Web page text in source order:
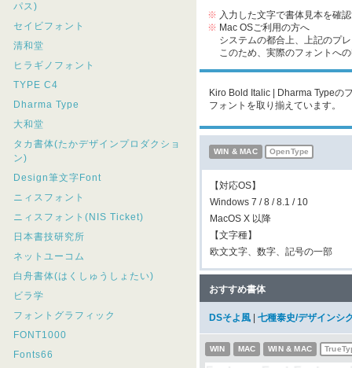
パス)
セイビフォント
清和堂
ヒラギノフォント
TYPE C4
Dharma Type
大和堂
タカ書体(たかデザインプロダクショ
ン)
Design筆文字Font
ニィスフォント
ニィスフォント(NIS Ticket)
日本書技研究所
ネットユーコム
白舟書体(はくしゅうしょたい)
ビラ学
フォントグラフィック
FONT1000
Fonts66
※ 入力した文字で書体見本を確
※ Mac OSご利用の方へ
システムの都合上、上記のプ
このため、実際のフォントへの
Kiro Bold Italic | Dharma Typeの
フォントを取り揃えています。
WIN & MAC OpenType
【対応OS】
Windows 7 / 8 / 8.1 / 10
MacOS X 以降
【文字種】
欧文文字、数字、記号の一部
おすすめ書体
DSそよ風 七種泰史/デザインシ
WIN MAC WIN & MAC